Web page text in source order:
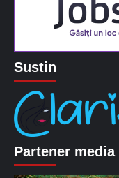
Sustin
Partener media